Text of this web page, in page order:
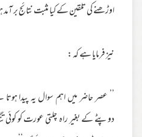
اوڑھنے کی تلقین کے کیا مثبت نتائج بر آمد
نیز فرمایا ہے کہ :
’’ عصر حاضر میں اہم سوال یہ پیدا
دوپٹے کے بغیر راہ چلتی عورت کو کوئی